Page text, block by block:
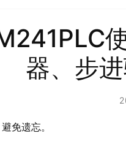
器、步
免遗忘。